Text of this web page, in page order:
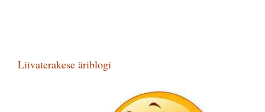
Liivaterakese äriblogi